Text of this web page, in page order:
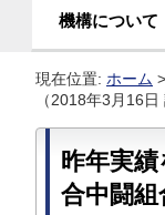
機構について
現在位置: ホーム >
（2018年3月16日
昨年実
合中闘組